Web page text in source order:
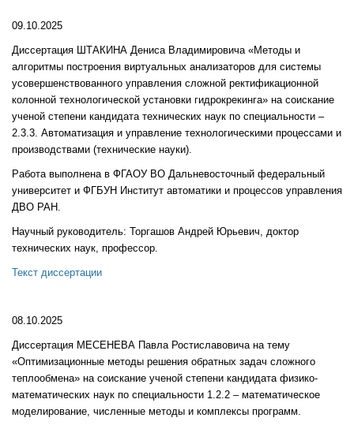
09.10.2025
Диссертация ШТАКИНА Дениса Владимировича «Методы и
алгоритмы построения виртуальных анализаторов для системы
усовершенствованного управления сложной ректификационной
колонной технологической установки гидрокрекинга» на соискание
ученой степени кандидата технических наук по специальности –
2.3.3. Автоматизация и управление технологическими процессами и
производствами (технические науки).
Работа выполнена в ФГАОУ ВО Дальневосточный федеральный
университет и ФГБУН Институт автоматики и процессов управления
ДВО РАН.
Научный руководитель: Торгашов Андрей Юрьевич, доктор
технических наук, профессор.
Текст диссертации
08.10.2025
Диссертация МЕСЕНЕВА Павла Ростиславовича на тему
«Оптимизационные методы решения обратных задач сложного
теплообмена» на соискание ученой степени кандидата физико-
математических наук по специальности 1.2.2 – математическое
моделирование, численные методы и комплексы программ.